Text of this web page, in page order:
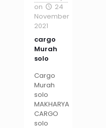
on
24
November
2021
cargo
Murah
solo
Cargo
Murah
solo
MAKHARYA
CARGO
solo